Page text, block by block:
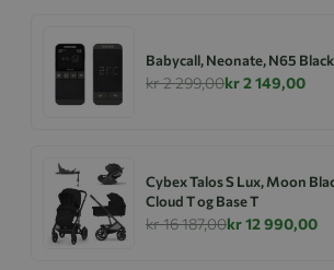
Babycall, Neonate, N65 Black
kr 2 299,00kr 2 149,00
Cybex Talos S Lux, Moon
Cloud T og Base T
kr 16 187,00kr 12 990,00